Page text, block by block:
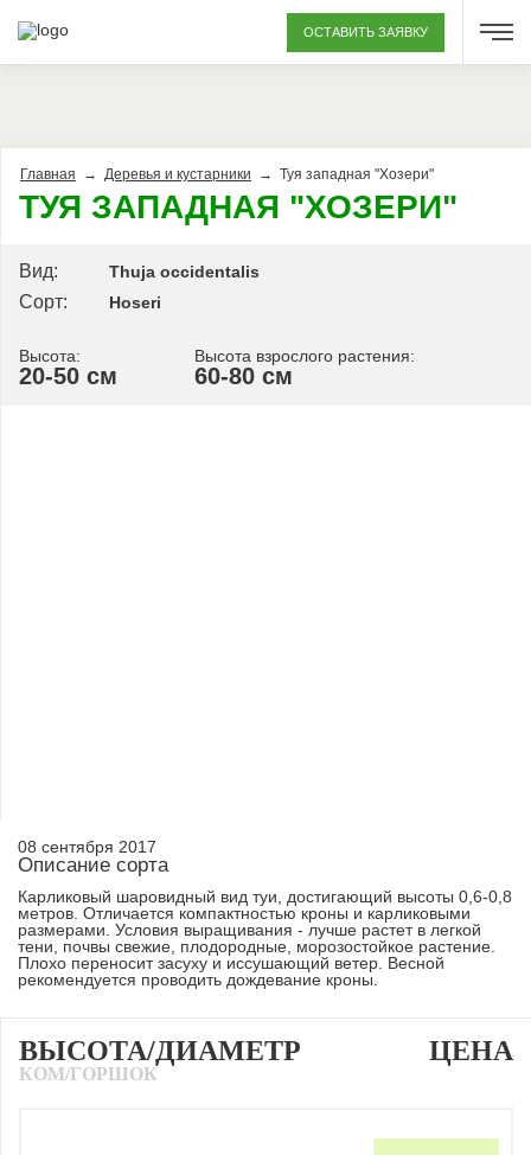
ОСТАВИТЬ ЗАЯВКУ
Главная → Деревья и кустарники → Туя западная "Хозери"
ТУЯ ЗАПАДНАЯ "ХОЗЕРИ"
Вид: Thuja occidentalis
Сорт: Hoseri
Высота: Высота взрослого растения:
20-50 см 60-80 см
08 сентября 2017
Описание сорта
Карликовый шаровидный вид туи, достигающий высоты 0,6-0,8
метров. Отличается компактностью кроны и карликовыми
размерами. Условия выращивания - лучше растет в легкой
тени, почвы свежие, плодородные, морозостойкое растение.
Плохо переносит засуху и иссушающий ветер. Весной
рекомендуется проводить дождевание кроны.
ВЫСОТА/ДИАМЕТР
КОМ/ГОРШОК
ЦЕНА